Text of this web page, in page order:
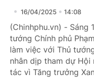
16/04/2025 14:08
(Chinhphu.vn) - Sáng
tướng Chính phủ
làm việc với Thủ
nhân dịp tham dự
tác vì Tăng trưởng